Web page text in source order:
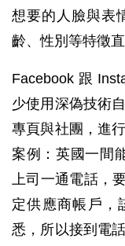
想要的人臉與表
齡、性別等特徵直
Facebook 跟
少使用深偽技術
專頁與社團，進
案例：英國一間
上司一通電話，
定供應商帳戶，
悉，所以接到電